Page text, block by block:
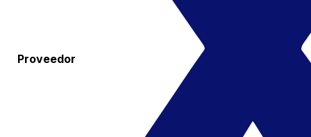
Proveedor